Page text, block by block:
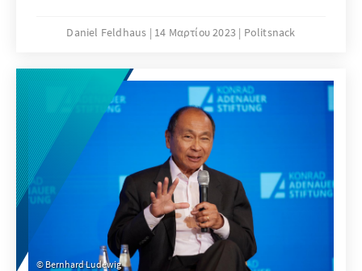
Falschinformationen kämpft bislang eine
bereits angerichtet und das Vorgehen sehr
mühsam. Mit Prebunking soll der Spieß nun
umgedreht werden.
Daniel Feldhaus 14 Μαρτίου 2023 Politsnack
Bernhard Ludewig